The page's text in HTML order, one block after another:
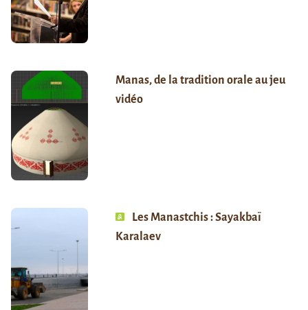
Manas, de la tradition orale au jeu
vidéo
Les Manastchis : Sayakbaï
Karalaev